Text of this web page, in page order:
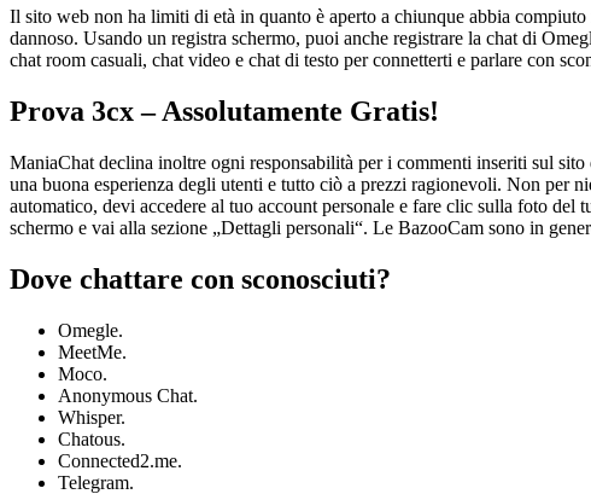
Il sito web non ha limiti di età in quanto è aperto a chiunque abbia
dannoso. Usando un registra schermo, puoi anche registrare la chat di
chat room casuali, chat video e chat di testo per connetterti e parlare con
Prova 3cx – Assolutamente Gratis!
ManiaChat declina inoltre ogni responsabilità per i commenti inseriti sul
una buona esperienza degli utenti e tutto ciò a prezzi ragionevoli. Non per
automatico, devi accedere al tuo account personale e fare clic sulla foto
schermo e vai alla sezione „Dettagli personali“. Le BazooCam sono in
Dove chattare con sconosciuti?
Omegle.
MeetMe.
Moco.
Anonymous Chat.
Whisper.
Chatous.
Connected2.me.
Telegram.